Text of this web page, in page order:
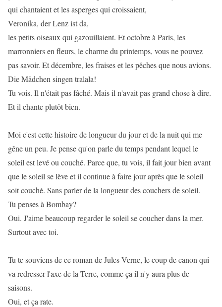
qui chantaient et les asperges qui croissaient,
Veronika, der Lenz ist da,
les petits oiseaux qui gazouillaient. Et octobre à Paris, les
marronniers en fleurs, le charme du printemps, vous ne pouvez
pas savoir. Et décembre, les fraises et les pêches que nous avions.
Die Mädchen singen tralala!
Tu vois. Il n'était pas fâché. Mais il n'avait pas grand chose à dire.
Et il chante plutôt bien.
Moi c'est cette histoire de longueur du jour et de la nuit qui me
gêne un peu. Je pense qu'on parle du temps pendant lequel le
soleil est levé ou couché. Parce que, tu vois, il fait jour bien avant
que le soleil se lève et il continue à faire jour après que le soleil
soit couché. Sans parler de la longueur des couchers de soleil.
Tu penses à Bombay?
Oui. J'aime beaucoup regarder le soleil se coucher dans la mer.
Surtout avec toi.
Tu te souviens de ce roman de Jules Verne, le coup de canon qui
va redresser l'axe de la Terre, comme ça il n'y aura plus de
saisons.
Oui, et ça rate.